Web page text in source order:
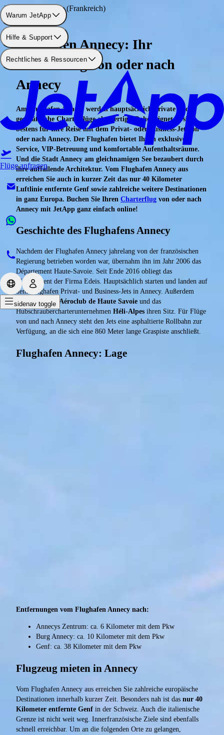
Warum JetApp
Hilfe & Support
Rechtliches & Ressourcen
Flüge anfragen
sidenav toggle
Flughafen: Annecy (Frankreich)
Flughafen Annecy: Ihr
Charterflug von oder nach
Annecy
Am Flughafen Annecy werden hauptsächlich private und
geschäftliche Charterflüge abgefertigt. Daher eignet er sich
bestens für Ihre Reise mit dem Privat- oder Business-Jet von
oder nach Annecy. Der Flughafen bietet Ihnen exklusiven
Service, VIP-Betreuung und komfortable Aufenthaltsräume.
Und die Stadt Annecy am gleichnamigen See bezaubert durch
ihre auffallende Architektur. Vom Flughafen Annecy aus
erreichen Sie auch in kurzer Zeit das nur 40 Kilometer
Luftlinie entfernte Genf sowie zahlreiche weitere Destinationen
in ganz Europa. Buchen Sie Ihren Charterflug von oder nach
Annecy mit JetApp ganz einfach online!
Geschichte des Flughafens Annecy
Nachdem der Flughafen Annecy jahrelang von der französischen
Regierung betrieben worden war, übernahm ihn im Jahr 2006 das
Département Haute-Savoie. Seit Ende 2016 obliegt das
Management der Firma Edeis. Hauptsächlich starten und landen auf
dem Flughafen Privat- und Business-Jets in Annecy. Außerdem
haben dort der Aéroclub de Haute Savoie und das
Hubschraubercharterunternehmen Héli-Alpes ihren Sitz. Für Flüge
von und nach Annecy steht den Jets eine asphaltierte Rollbahn zur
Verfügung, an die sich eine 860 Meter lange Graspiste anschließt.
Flughafen Annecy: Lage
Entfernungen vom Flughafen Annecy nach:
Annecys Zentrum: ca. 6 Kilometer mit dem Pkw
Burg Annecy: ca. 10 Kilometer mit dem Pkw
Genf: ca. 38 Kilometer mit dem Pkw
Flugzeug mieten in Annecy
Vom Flughafen Annecy aus erreichen Sie zahlreiche europäische
Destinationen innerhalb kurzer Zeit. Besonders nah ist das nur 40
Kilometer entfernte Genf in der Schweiz. Auch die italienische
Grenze ist nicht weit weg. Innerfranzösische Ziele sind ebenfalls
schnell erreichbar. Um an die folgenden Orte zu gelangen,